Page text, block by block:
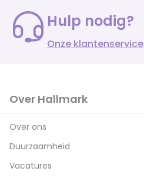
Hulp nodig?
Onze klantenservice
Over Hallmark
Over ons
Duurzaamheid
Vacatures